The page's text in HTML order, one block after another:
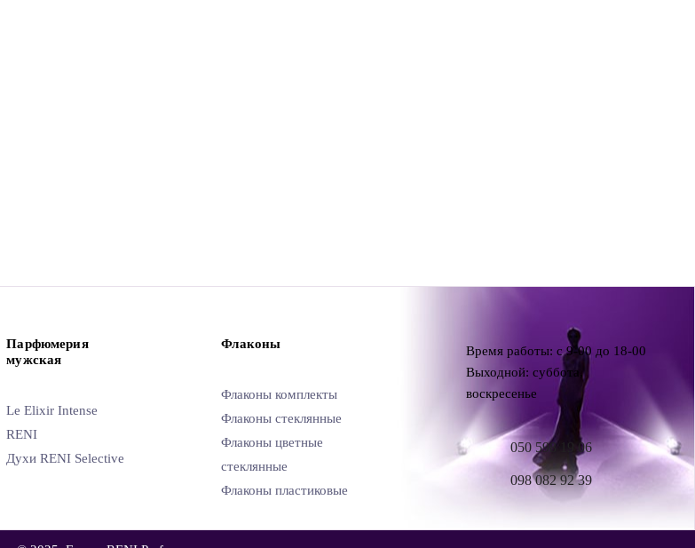
Парфюмерия
мужская
Le Elixir Intense
RENI
Духи RENI Selective
Флаконы
Флаконы комплекты
Флаконы стеклянные
Флаконы цветные
стеклянные
Флаконы пластиковые
Время работы: с 9-00 до 18-00
Выходной: суббота,
воскресенье
050 598 19 06
098 082 92 39